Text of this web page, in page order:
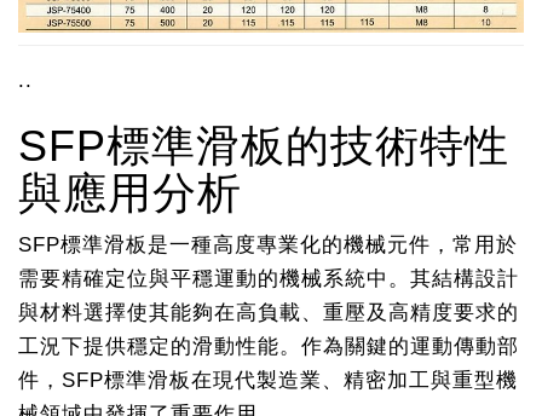
..
SFP標準滑板的技術特性
與應用分析
SFP標準滑板是一種高度專業化的機械元件，常用於
需要精確定位與平穩運動的機械系統中。其結構設計
與材料選擇使其能夠在高負載、重壓及高精度要求的
工況下提供穩定的滑動性能。作為關鍵的運動傳動部
件，SFP標準滑板在現代製造業、精密加工與重型機